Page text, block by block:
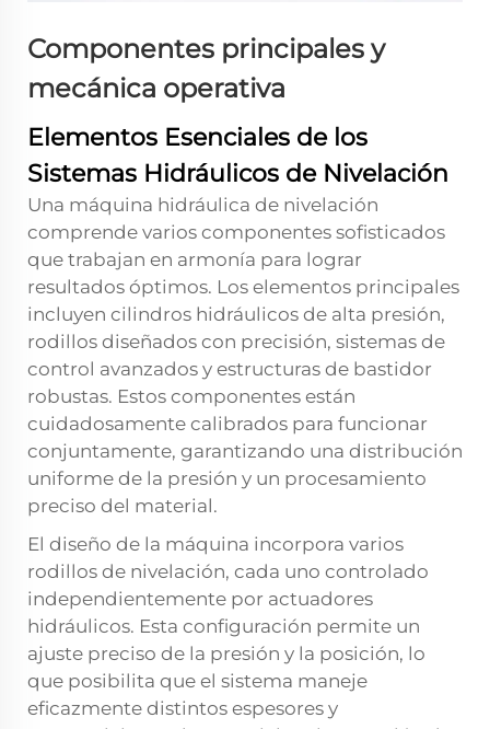
Componentes principales y
mecánica operativa
Elementos Esenciales de los
Sistemas Hidráulicos de Nivelación
Una máquina hidráulica de nivelación
comprende varios componentes sofisticados
que trabajan en armonía para lograr
resultados óptimos. Los elementos principales
incluyen cilindros hidráulicos de alta presión,
rodillos diseñados con precisión, sistemas de
control avanzados y estructuras de bastidor
robustas. Estos componentes están
cuidadosamente calibrados para funcionar
conjuntamente, garantizando una distribución
uniforme de la presión y un procesamiento
preciso del material.
El diseño de la máquina incorpora varios
rodillos de nivelación, cada uno controlado
independientemente por actuadores
hidráulicos. Esta configuración permite un
ajuste preciso de la presión y la posición, lo
que posibilita que el sistema maneje
eficazmente distintos espesores y